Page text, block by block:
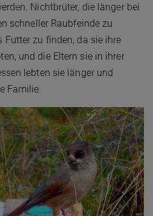
Nichtbrüter, die länger bei
schneller Raubfeinde zu
Futter zu finden, da sie ihre
und die Eltern sie in ihrer
lebten sie länger und
Familie.